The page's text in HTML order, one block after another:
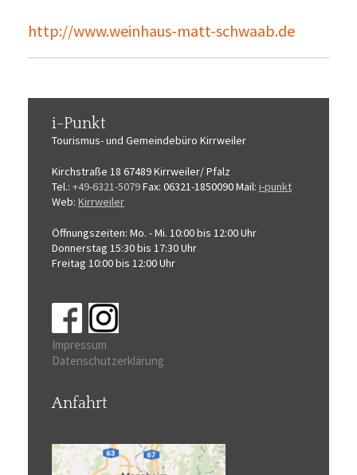
http://www.weinhaus-matt-schwaab.de
i-Punkt
Tourismus-und Gemeindebüro Kirrweiler
Kirchstraße 18 67489 Kirrweiler/ Pfalz
Tel.: +49-6321-5079Fax: 06321-1850090Mail: i-punkt
Web: Kirrweiler
Öffnungszeiten: Mo. - Mi. 10:00 bis 12:00 Uhr
Donnerstag 15:30 bis 17:30 Uhr
Freitag 10:00 bis 12:00 Uhr
Impressum
Datenschutzerklärung
Anfahrt